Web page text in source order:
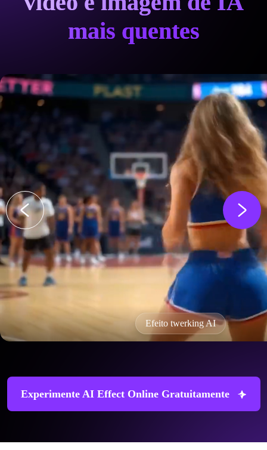
mais quentes
Efeito twerking AI
Experimente AI Effect Online Gratuitamente